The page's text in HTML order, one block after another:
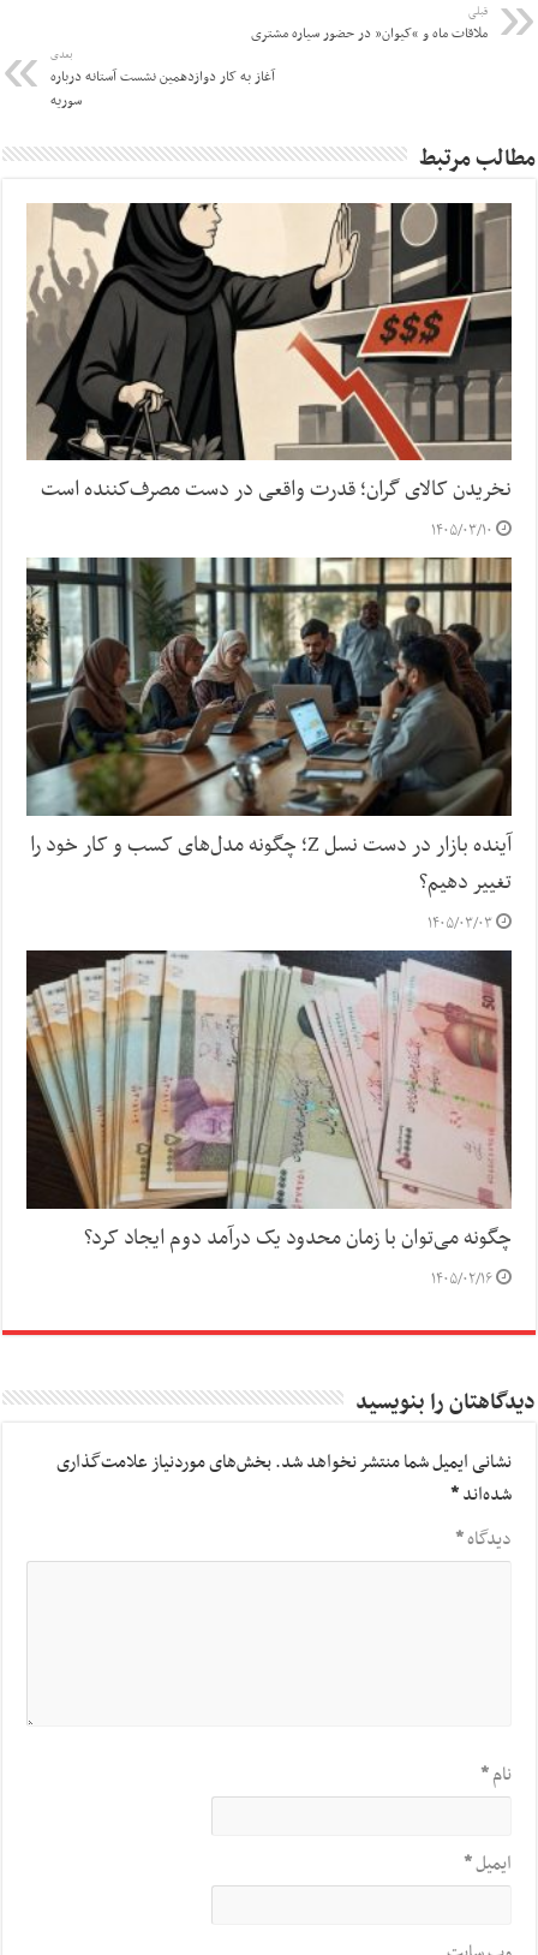
قبلی
ملاقات ماه و “کیوان” در حضور سیاره مشتری
بعدی
آغاز به کار دوازدهمین نشست آستانه درباره
سوریه
مطالب مرتبط
نخریدن کالای گران؛ قدرت واقعی در دست مصرف‌کننده است
۱۴۰۵/۰۳/۱۰
آینده بازار در دست نسل Z؛ چگونه مدل‌های کسب‌ و کار خود را
تغییر دهیم؟
۱۴۰۵/۰۳/۰۳
چگونه می‌توان با زمان محدود یک درآمد دوم ایجاد کرد؟
۱۴۰۵/۰۲/۱۶
دیدگاهتان را بنویسید
نشانی ایمیل شما منتشر نخواهد شد.بخش‌های موردنیاز علامت‌گذاری
شده‌اند*
دیدگاه*
نام*
ایمیل*